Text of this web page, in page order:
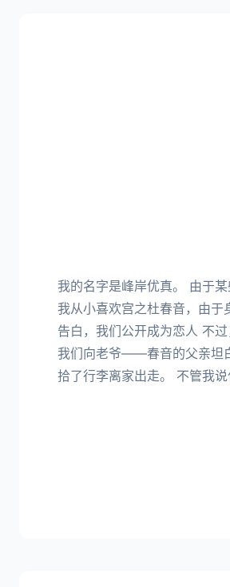
我的名字是峰岸优真。 由于
我从小喜欢宫之杜春音，由
告白，我们公开成为恋人 不
我们向老爷——春音的父亲坦
拾了行李离家出走。 不管我